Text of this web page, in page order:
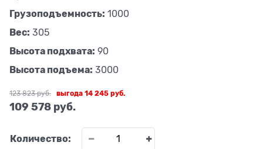
Грузоподъемность: 1000
Вес: 305
Высота подхвата: 90
Высота подъема: 3000
123 823 руб.
109 578 руб.
выгода14 245 руб.
Количество: